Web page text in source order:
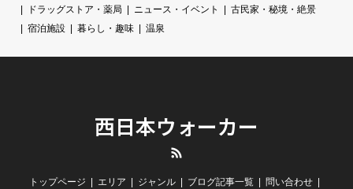
ドラッグストア・薬局
ニュース・イベント
古民家・秘境・絶景
宿泊施設
暮らし・趣味 温泉
西日本ウォーカー
トップページ エリア ジャンル ブログ記事一覧
問い合わせ